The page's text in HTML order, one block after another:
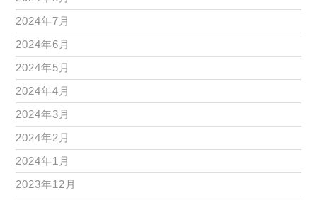
2024年7月
2024年6月
2024年5月
2024年4月
2024年3月
2024年2月
2024年1月
2023年12月